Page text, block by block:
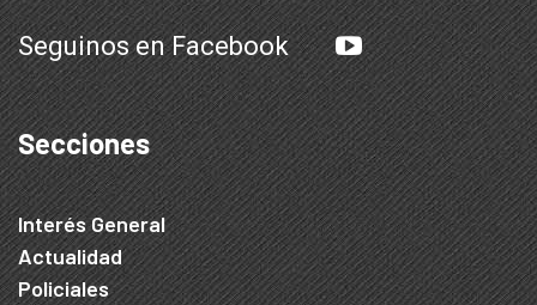
Seguinos en Facebook
Secciones
Interés General
Actualidad
Policiales